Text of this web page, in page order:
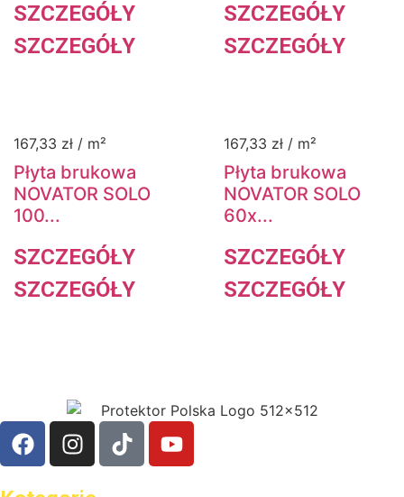
SZCZEGÓŁY
SZCZEGÓŁY
SZCZEGÓŁY
SZCZEGÓŁY
167,33 zł / m²
Płyta brukowa
NOVATOR SOLO
100...
SZCZEGÓŁY
SZCZEGÓŁY
167,33 zł / m²
Płyta brukowa
NOVATOR SOLO
60x...
SZCZEGÓŁY
SZCZEGÓŁY